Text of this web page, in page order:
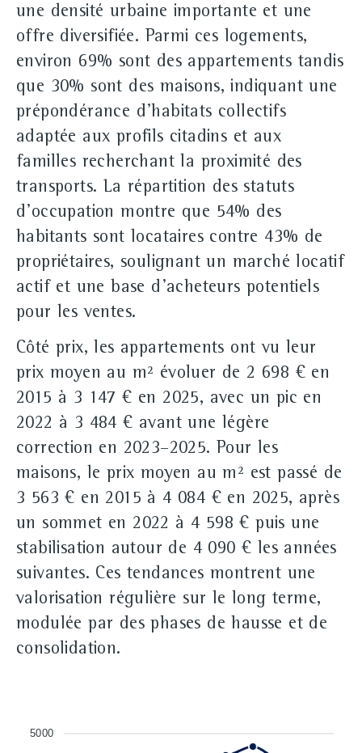
une densité urbaine importante et une
offre diversifiée. Parmi ces logements,
environ 69% sont des appartements tandis
que 30% sont des maisons, indiquant une
prépondérance d'habitats collectifs
adaptée aux profils citadins et aux
familles recherchant la proximité des
transports. La répartition des statuts
d'occupation montre que 54% des
habitants sont locataires contre 43% de
propriétaires, soulignant un marché locatif
actif et une base d'acheteurs potentiels
pour les ventes.
Côté prix, les appartements ont vu leur
prix moyen au m² évoluer de 2 698 € en
2015 à 3 147 € en 2025, avec un pic en
2022 à 3 484 € avant une légère
correction en 2023–2025. Pour les
maisons, le prix moyen au m² est passé de
3 563 € en 2015 à 4 084 € en 2025, après
un sommet en 2022 à 4 598 € puis une
stabilisation autour de 4 090 € les années
suivantes. Ces tendances montrent une
valorisation régulière sur le long terme,
modulée par des phases de hausse et de
consolidation.
5000